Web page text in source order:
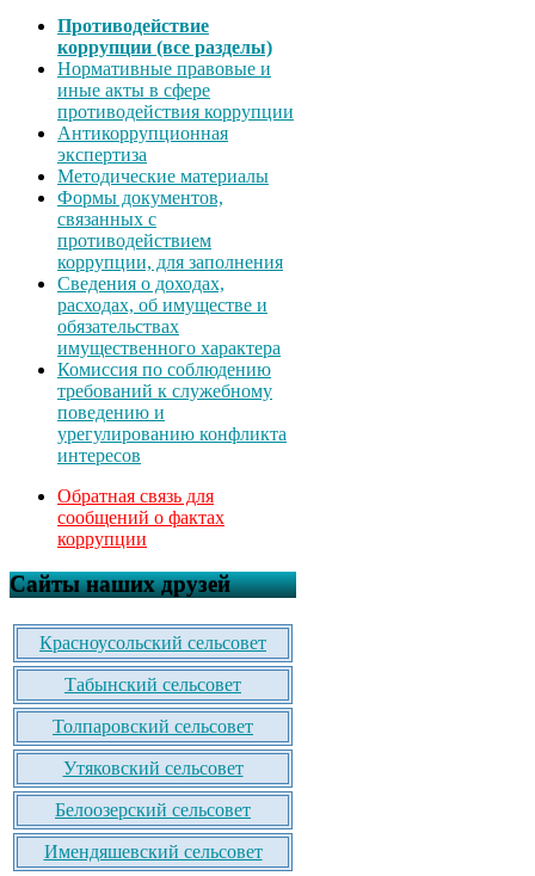
Противодействие
коррупции (все разделы)
Нормативные правовые и
иные акты в сфере
противодействия коррупции
Антикоррупционная
экспертиза
Методические материалы
Формы документов,
связанных с
противодействием
коррупции, для заполнения
Сведения о доходах,
расходах, об имуществе и
обязательствах
имущественного характера
Комиссия по соблюдению
требований к служебному
поведению и
урегулированию конфликта
интересов
Обратная связь для
сообщений о фактах
коррупции
Сайты наших друзей
Красноусольский сельсовет
Табынский сельсовет
Толпаровский сельсовет
Утяковский сельсовет
Белоозерский сельсовет
Имендяшевский сельсовет